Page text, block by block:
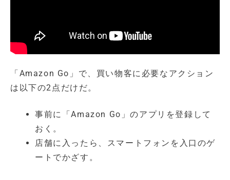
「Amazon Go」で、買い物客に必要なアクション
は以下の2点だけだ。
事前に「Amazon Go」のアプリを登録して
おく。
店舗に入ったら、スマートフォンを入口のゲ
ートでかざす。